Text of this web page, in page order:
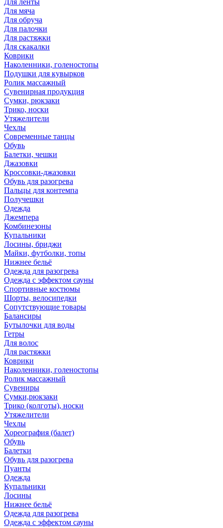
Для ленты
Для мяча
Для обруча
Для палочки
Для растяжки
Для скакалки
Коврики
Наколенники, голеностопы
Подушки для кувырков
Ролик массажный
Сувенирная продукция
Сумки, рюкзаки
Трико, носки
Утяжелители
Чехлы
Современные танцы
Обувь
Балетки, чешки
Джазовки
Кроссовки-джазовки
Обувь для разогрева
Пальцы для контемпа
Получешки
Одежда
Джемпера
Комбинезоны
Купальники
Лосины, бриджи
Майки, футболки, топы
Нижнее бельё
Одежда для разогрева
Одежда с эффектом сауны
Спортивные костюмы
Шорты, велосипедки
Сопутствующие товары
Балансиры
Бутылочки для воды
Гетры
Для волос
Для растяжки
Коврики
Наколенники, голеностопы
Ролик массажный
Сувениры
Сумки,рюкзаки
Трико (колготы), носки
Утяжелители
Чехлы
Хореография (балет)
Обувь
Балетки
Обувь для разогрева
Пуанты
Одежда
Купальники
Лосины
Нижнее бельё
Одежда для разогрева
Одежда с эффектом сауны